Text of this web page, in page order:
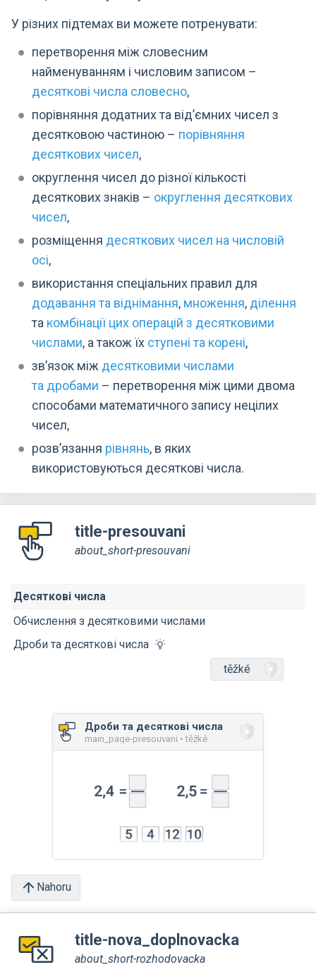
У різних підтемах ви можете потренувати:
перетворення між словесним
найменуванням і числовим записом –⁠⁠⁠⁠⁠
десяткові числа словесно,
порівняння додатних та від’ємних чисел з
десятковою частиною –⁠⁠⁠⁠⁠ порівняння
десяткових чисел,
округлення чисел до різної кількості
десяткових знаків –⁠⁠⁠⁠⁠ округлення десяткових
чисел,
розміщення десяткових чисел на числовій
осі,
використання спеціальних правил для
додавання та віднімання, множення, ділення
та комбінації цих операцій з десятковими
числами, а також їх ступені та корені,
зв’язок між десятковими числами
та дробами –⁠⁠⁠⁠⁠ перетворення між цими двома
способами математичного запису нецілих
чисел,
розв’язання рівнянь, в яких
використовуються десяткові числа.
title-presouvani
about_short-presouvani
Десяткові числа
Обчислення з десятковими числами
Дроби та десяткові числа
těžké
Дроби та десяткові числа
main_page-presouvani • těžké
Nahoru
title-nova_doplnovacka
about_short-rozhodovacka